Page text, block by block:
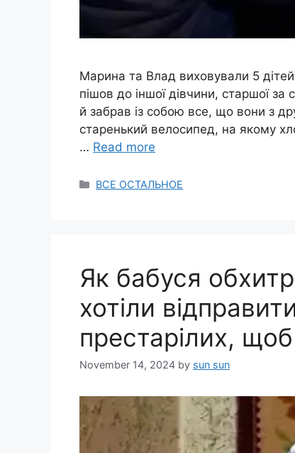
Марина та Влад виховували 5
пішов до іншої дівчини, старшої
й забрав із собою все, що вони з
старенький велосипед, на якому
… Read more
Categories
ВСЕ ОСТАЛЬНОЕ
Як бабуся
хотіли
престарілих, щоб
November 14, 2024 by sun sun